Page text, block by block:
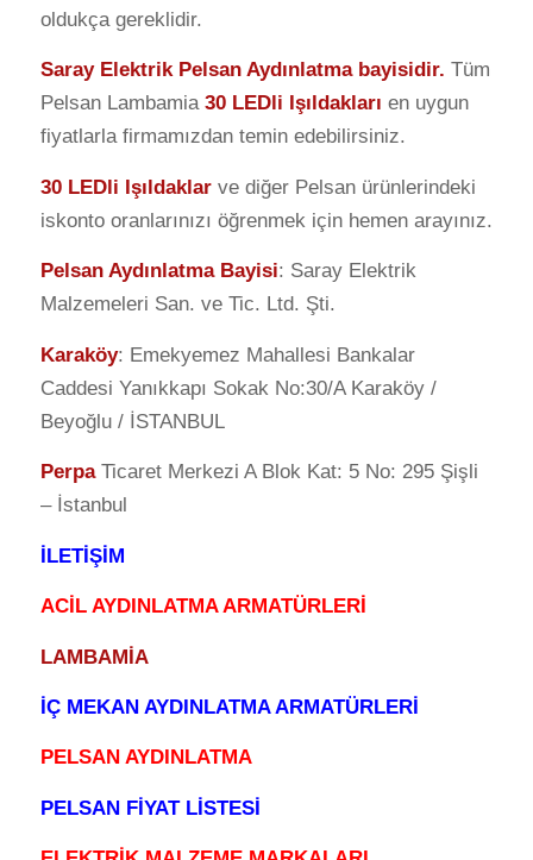
oldukça gereklidir.
Saray Elektrik Pelsan Aydınlatma bayisidir. Tüm
Pelsan Lambamia30 LEDli Işıldakları en uygun
fiyatlarla firmamızdan temin edebilirsiniz.
30 LEDli Işıldaklar ve diğer Pelsan ürünlerindeki
iskonto oranlarınızı öğrenmek için hemen arayınız.
Pelsan Aydınlatma Bayisi: Saray Elektrik
Malzemeleri San. ve Tic. Ltd. Şti.
Karaköy: Emekyemez Mahallesi Bankalar
Caddesi Yanıkkapı Sokak No:30/A Karaköy /
Beyoğlu / İSTANBUL
PerpaTicaret Merkezi A Blok Kat: 5 No: 295 Şişli
– İstanbul
İLETİŞİM
ACİL AYDINLATMA ARMATÜRLERİ
LAMBAMİA
İÇ MEKAN AYDINLATMA ARMATÜRLERİ
PELSAN AYDINLATMA
PELSAN FİYAT LİSTESİ